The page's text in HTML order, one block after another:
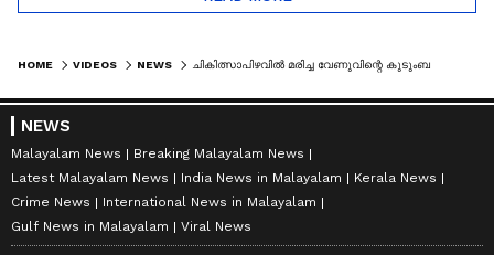
HOME VIDEOS NEWS
NEWS
Malayalam News
Breaking Malayalam News
Latest Malayalam News
India News in Malayalam
Kerala News
Crime News
International News in Malayalam
Gulf News in Malayalam
Viral News